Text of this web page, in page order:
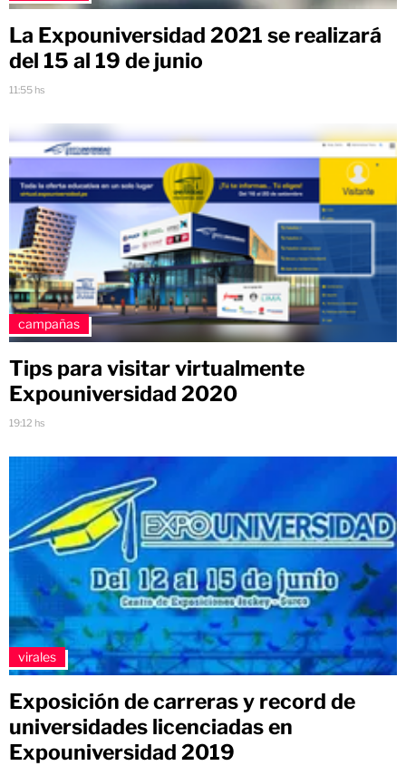
La Expouniversidad 2021 se realizará
del 15 al 19 de junio
11:55 hs
campañas
Tips para visitar virtualmente
Expouniversidad 2020
19:12 hs
virales
Exposición de carreras y record de
universidades licenciadas en
Expouniversidad 2019